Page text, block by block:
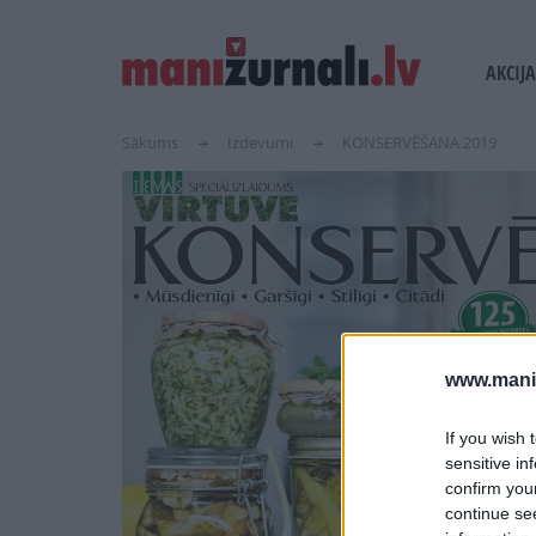
If you wish
sensitive
confirm
continue
USER
MAIN
Sākums Izdevumi KONSERVĒŠANA 2019